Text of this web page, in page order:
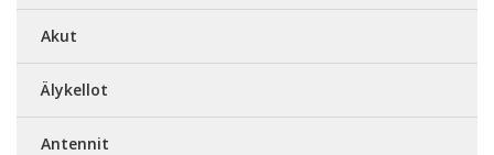
Akut
Älykellot
Antennit